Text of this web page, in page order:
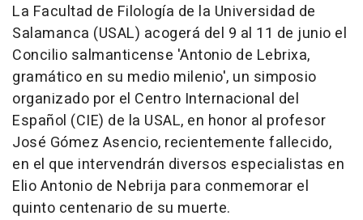
La Facultad de Filología de la Universidad de
Salamanca (USAL) acogerá del 9 al 11 de junio el
Concilio salmanticense 'Antonio de Lebrixa,
gramático en su medio milenio', un simposio
organizado por el Centro Internacional del
Español (CIE) de la USAL, en honor al profesor
José Gómez Asencio, recientemente fallecido,
en el que intervendrán diversos especialistas en
Elio Antonio de Nebrija para conmemorar el
quinto centenario de su muerte.